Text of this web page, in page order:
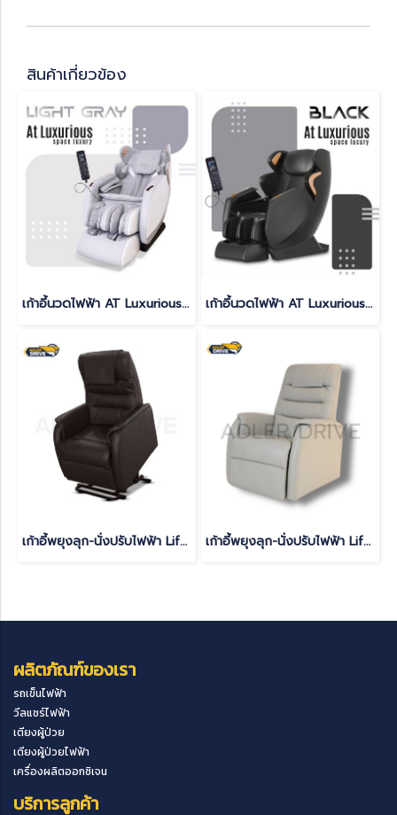
สินค้าเกี่ยวข้อง
เก้าอี้นวดไฟฟ้า AT Luxurious สี LIGHT GRAY เก้าอี้นวดไฟฟ้า AT Luxurious สี BLACK
เก้าอี้พยุงลุก-นั่งปรับไฟฟ้า Lift Up Chair สีช็อคโกแลต เก้าอี้พยุงลุก-นั่งปรับไฟฟ้า Lift Up Chair สีเทา
ผลิตภัณฑ์ของเรา
รถเข็นไฟฟ้า
วีลแชร์ไฟฟ้า
เตียงผู้ป่วย
เตียงผู้ป่วยไฟฟ้า
เครื่องผลิตออกซิเจน
บริการลูกค้า